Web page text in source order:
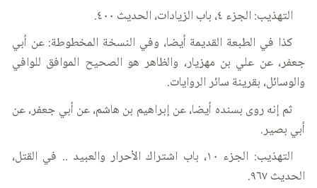
التهذيب: الجزء ٤، باب الزيادات، الحديث ٤٠٠.
كذا في الطبعة القديمة أيضا، وفي النسخة المخطوطة: عن أبي
جعفر، عن علي بن مهزيار، والظاهر هو الصحيح الموافق للوافي
والوسائل، بقرينة سائر الروايات.
ثم إنه روى بسنده أيضا، عن إبراهيم بن هاشم، عن أبي جعفر، عن
أبي بصير.
التهذيب: الجزء ١٠، باب اشتراك الأحرار والعبيد .. في القتل،
الحديث ٩٦٧.